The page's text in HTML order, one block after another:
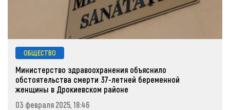
ОБЩЕСТВО
Министерство здравоохранения объяснило
обстоятельства смерти 37-летней беременной
женщины в Дрокиевском районе
03 февраля 2025, 18:46